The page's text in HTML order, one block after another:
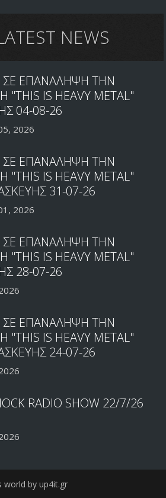
NEWS
ΣΕ ΕΠΑΝΑΛΗΨΗ ΤΗΝ
IS HEAVY METAL"
04-08-26
2026
ΣΕ ΕΠΑΝΑΛΗΨΗ ΤΗΝ
IS HEAVY METAL"
31-07-26
2026
ΣΕ ΕΠΑΝΑΛΗΨΗ ΤΗΝ
IS HEAVY METAL"
28-07-26
ΣΕ ΕΠΑΝΑΛΗΨΗ ΤΗΝ
IS HEAVY METAL"
24-07-26
RADIO SHOW 22/7/26
world by up4it.gr